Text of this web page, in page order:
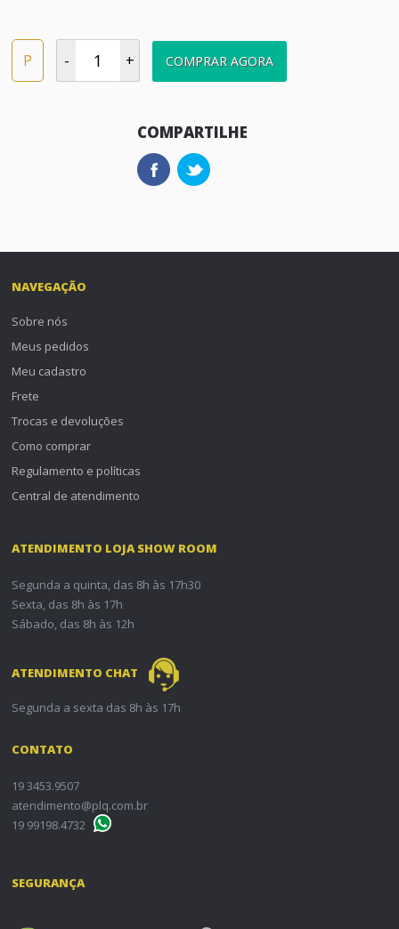
P - + COMPRAR AGORA
COMPARTILHE
NAVEGAÇÃO
Sobre nós
Meus pedidos
Meu cadastro
Frete
Trocas e devoluções
Como comprar
Regulamento e políticas
Central de atendimento
ATENDIMENTO LOJA SHOW ROOM
Segunda a quinta, das 8h às 17h30
Sexta, das 8h às 17h
Sábado, das 8h às 12h
ATENDIMENTO CHAT
Segunda a sexta das 8h às 17h
CONTATO
19 3453.9507
atendimento@plq.com.br
19 99198.4732
SEGURANÇA